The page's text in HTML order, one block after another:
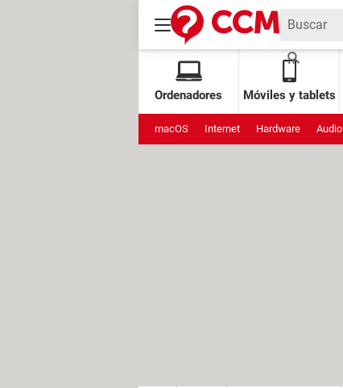
Ordenadores Móviles y tablets
macOS Internet Hardware Audio